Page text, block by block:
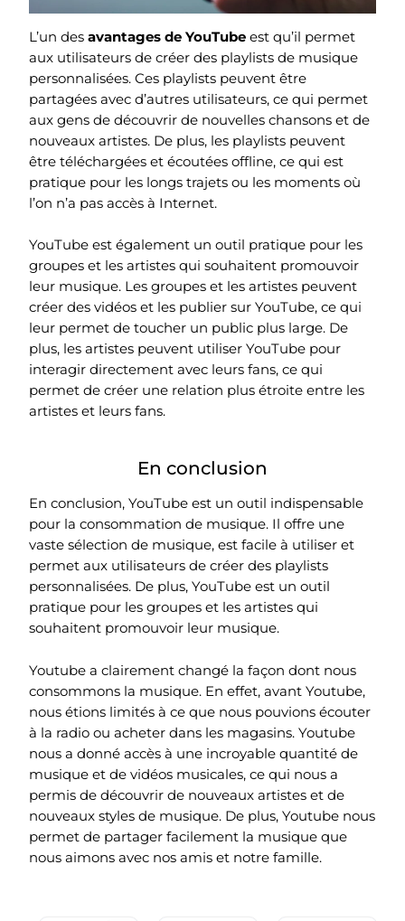
L’un desavantages de YouTube est qu’il permet
aux utilisateurs de créer des playlists de musique
personnalisées. Ces playlists peuvent être
partagées avec d’autres utilisateurs, ce qui permet
aux gens de découvrir de nouvelles chansons et de
nouveaux artistes. De plus, les playlists peuvent
être téléchargées et écoutées offline, ce qui est
pratique pour les longs trajets ou les moments où
l’on n’a pas accès à Internet.
YouTube est également un outil pratique pour les
groupes et les artistes qui souhaitent promouvoir
leur musique. Les groupes et les artistes peuvent
créer des vidéos et les publier sur YouTube, ce qui
leur permet de toucher un public plus large. De
plus, les artistes peuvent utiliser YouTube pour
interagir directement avec leurs fans, ce qui
permet de créer une relation plus étroite entre les
artistes et leurs fans.
En conclusion
En conclusion, YouTube est un outil indispensable
pour la consommation de musique. Il offre une
vaste sélection de musique, est facile à utiliser et
permet aux utilisateurs de créer des playlists
personnalisées. De plus, YouTube est un outil
pratique pour les groupes et les artistes qui
souhaitent promouvoir leur musique.
Youtube a clairement changé la façon dont nous
consommons la musique. En effet, avant Youtube,
nous étions limités à ce que nous pouvions écouter
à la radio ou acheter dans les magasins. Youtube
nous a donné accès à une incroyable quantité de
musique et de vidéos musicales, ce qui nous a
permis de découvrir de nouveaux artistes et de
nouveaux styles de musique. De plus, Youtube nous
permet de partager facilement la musique que
nous aimons avec nos amis et notre famille.